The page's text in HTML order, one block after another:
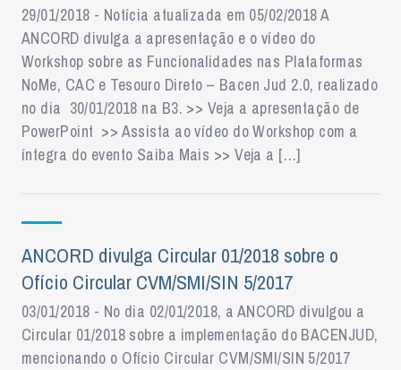
29/01/2018 - Notícia atualizada em 05/02/2018 A
ANCORD divulga a apresentação e o vídeo do
Workshop sobre as Funcionalidades nas Plataformas
NoMe, CAC e Tesouro Direto – Bacen Jud 2.0, realizado
no dia 30/01/2018 na B3. >> Veja a apresentação de
PowerPoint >> Assista ao vídeo do Workshop com a
íntegra do evento Saiba Mais >> Veja a […]
ANCORD divulga Circular 01/2018 sobre o
Ofício Circular CVM/SMI/SIN 5/2017
03/01/2018 - No dia 02/01/2018, a ANCORD divulgou a
Circular 01/2018 sobre a implementação do BACENJUD,
mencionando o Ofício Circular CVM/SMI/SIN 5/2017